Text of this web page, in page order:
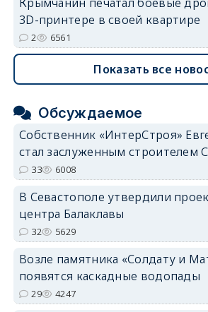
3D-принтере в своей квартире
2 6561
Показать все
Обсуждаемое
Собственник «ИнтерСтроя»
стал заслуженным строителем
33 6008
В Севастополе утвердили
центра Балаклавы
32 5629
Возле памятника «Солдату и
появятся каскадные водопады
29 4247